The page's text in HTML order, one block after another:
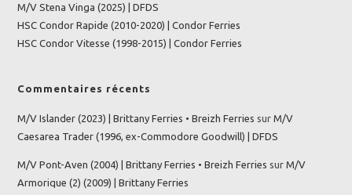
M/V Stena Vinga (2025) | DFDS
HSC Condor Rapide (2010-2020) | Condor Ferries
HSC Condor Vitesse (1998-2015) | Condor Ferries
Commentaires récents
M/V Islander (2023) | Brittany Ferries • Breizh Ferries surM/V
Caesarea Trader (1996, ex-Commodore Goodwill) | DFDS
M/V Pont-Aven (2004) | Brittany Ferries • Breizh Ferries surM/V
Armorique (2) (2009) | Brittany Ferries